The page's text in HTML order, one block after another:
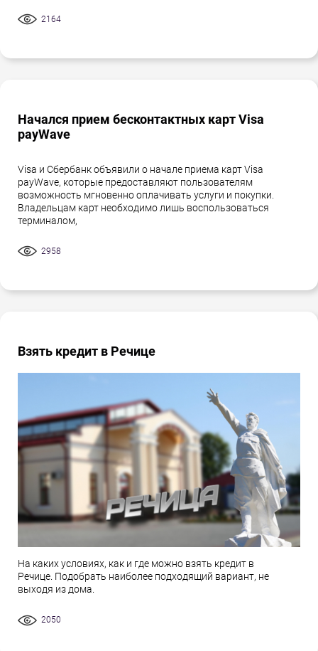
2164
Начался прием бесконтактных карт Visa
payWave
Visa и Сбербанк объявили о начале приема карт Visa
payWave, которые предоставляют пользователям
возможность мгновенно оплачивать услуги и покупки.
Владельцам карт необходимо лишь воспользоваться
терминалом,
2958
Взять кредит в Речице
На каких условиях, как и где можно взять кредит в
Речице. Подобрать наиболее подходящий вариант, не
выходя из дома.
2050